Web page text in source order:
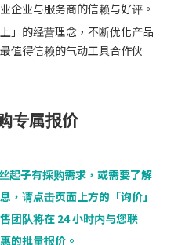
企业与服务商的信赖与好评。
」的经营理念，不断优化产品
值得信赖的气动工具合作伙
专属报价
起子有採购需求，或需要了解
，请点击页面上方的「询价」
团队将在 24 小时内与您联
的批量报价。